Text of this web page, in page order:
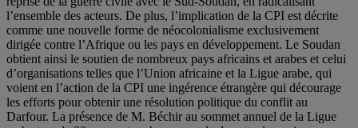
l’ensemble des acteurs. De plus, l’implication de la CPI est décrite
comme une nouvelle forme de néocolonialisme exclusivement
dirigée contre l’Afrique ou les pays en développement. Le Soudan
obtient ainsi le soutien de nombreux pays africains et arabes et celui
d’organisations telles que l’Union africaine et la Ligue arabe, qui
voient en l’action de la CPI une ingérence étrangère qui décourage
les efforts pour obtenir une résolution politique du conflit au
Darfour. La présence de M. Béchir au sommet annuel de la Ligue